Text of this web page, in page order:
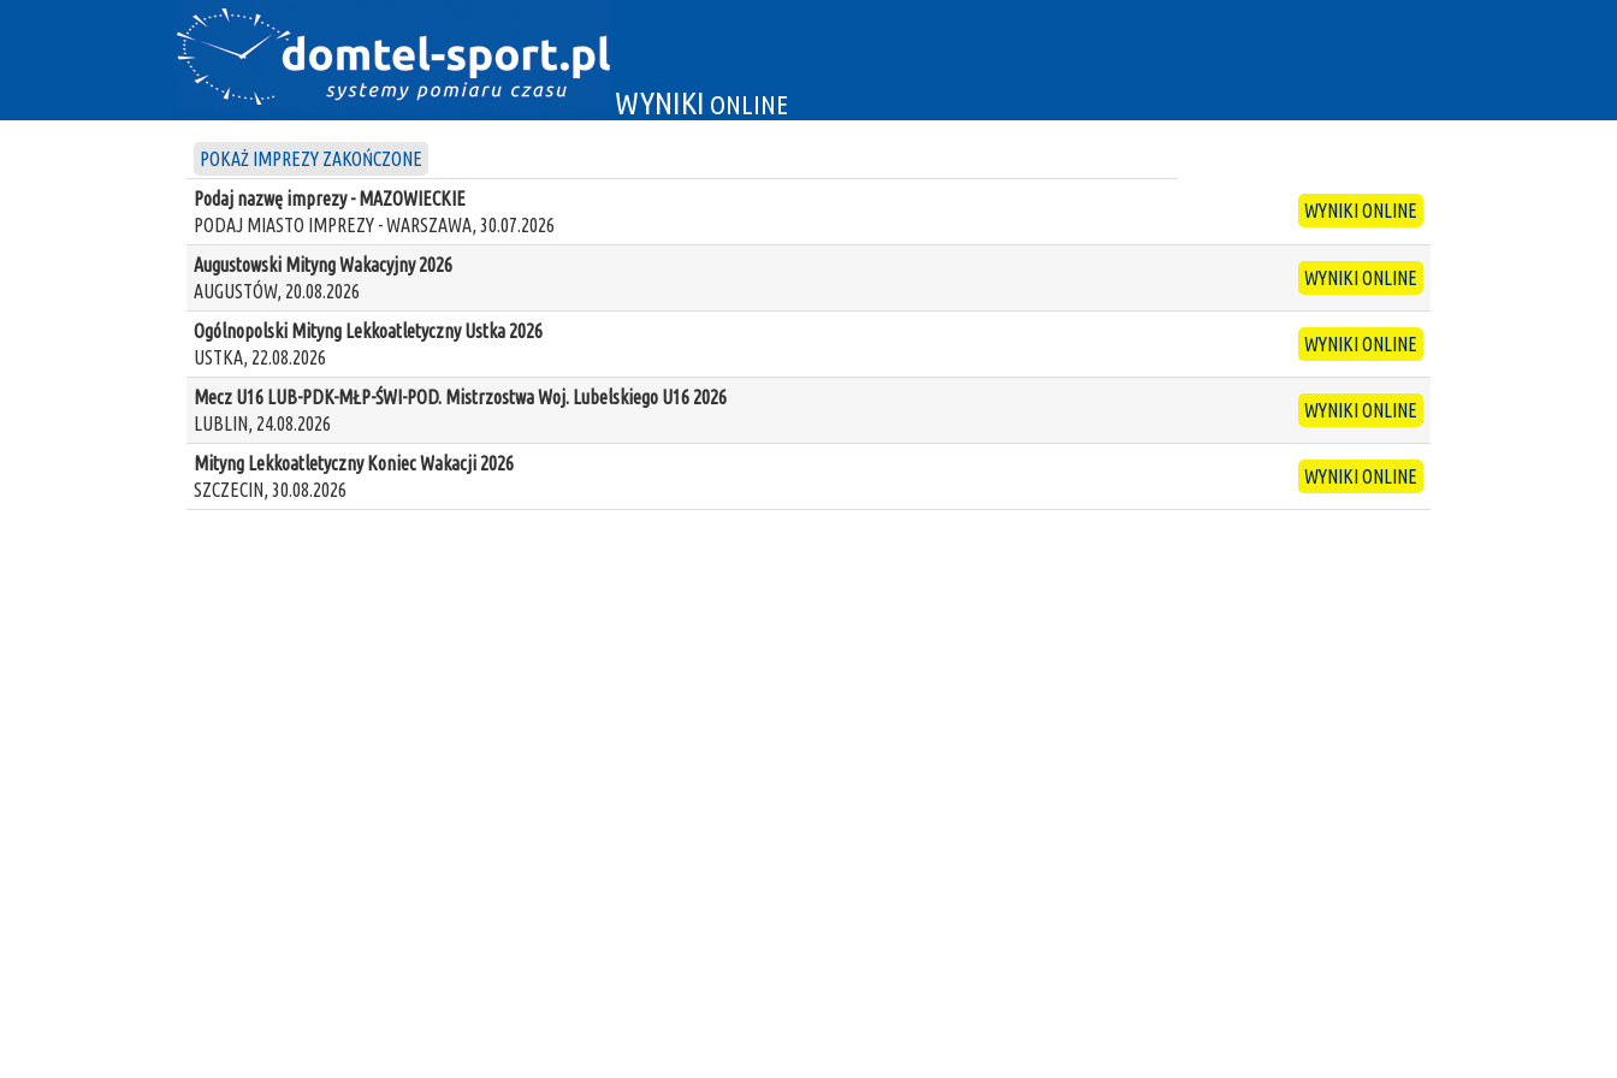
WYNIKI ONLINE
POKAŻ IMPREZY ZAKOŃCZONE
Podaj nazwę imprezy - MAZOWIECKIE
PODAJ MIASTO IMPREZY - WARSZAWA, 30.07.2026
WYNIKI ONLINE
Augustowski Mityng Wakacyjny 2026
AUGUSTÓW, 20.08.2026
WYNIKI ONLINE
Ogólnopolski Mityng Lekkoatletyczny Ustka 2026
USTKA, 22.08.2026
WYNIKI ONLINE
Mecz U16 LUB-PDK-MŁP-ŚWI-POD. Mistrzostwa Woj. Lubelskiego U16 2026
LUBLIN, 24.08.2026
WYNIKI ONLINE
Mityng Lekkoatletyczny Koniec Wakacji 2026
SZCZECIN, 30.08.2026
WYNIKI ONLINE